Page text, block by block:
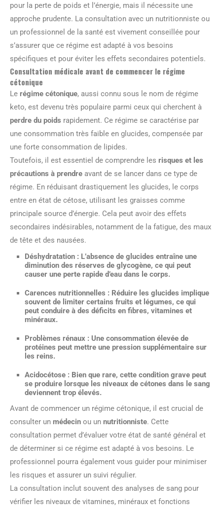
pour la perte de poids et l’énergie, mais il nécessite une
approche prudente. La consultation avec un nutritionniste ou
un professionnel de la santé est vivement conseillée pour
s’assurer que ce régime est adapté à vos besoins
spécifiques et pour éviter les effets secondaires potentiels.
Consultation médicale avant de commencer le régime
cétonique
Le régime cétonique, aussi connu sous le nom de régime
keto, est devenu très populaire parmi ceux qui cherchent à
perdre du poids rapidement. Ce régime se caractérise par
une consommation très faible en glucides, compensée par
une forte consommation de lipides.
Toutefois, il est essentiel de comprendre les risques et les
précautions à prendre avant de se lancer dans ce type de
régime. En réduisant drastiquement les glucides, le corps
entre en état de cétose, utilisant les graisses comme
principale source d’énergie. Cela peut avoir des effets
secondaires indésirables, notamment de la fatigue, des maux
de tête et des nausées.
Déshydratation : L’absence de glucides entraîne une
diminution des réserves de glycogène, ce qui peut
causer une perte rapide d’eau dans le corps.
Carences nutritionnelles : Réduire les glucides implique
souvent de limiter certains fruits et légumes, ce qui
peut conduire à des déficits en fibres, vitamines et
minéraux.
Problèmes rénaux : Une consommation élevée de
protéines peut mettre une pression supplémentaire sur
les reins.
Acidocétose : Bien que rare, cette condition grave peut
se produire lorsque les niveaux de cétones dans le sang
deviennent trop élevés.
Avant de commencer un régime cétonique, il est crucial de
consulter un médecin ou un nutritionniste. Cette
consultation permet d’évaluer votre état de santé général et
de déterminer si ce régime est adapté à vos besoins. Le
professionnel pourra également vous guider pour minimiser
les risques et assurer un suivi régulier.
La consultation inclut souvent des analyses de sang pour
vérifier les niveaux de vitamines, minéraux et fonctions